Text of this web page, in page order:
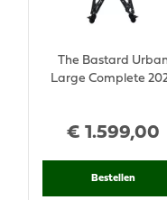
€ 1.599,00
The Bastard Urban
Large Complete
Bestellen